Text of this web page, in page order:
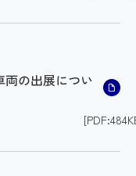
両の出展につい